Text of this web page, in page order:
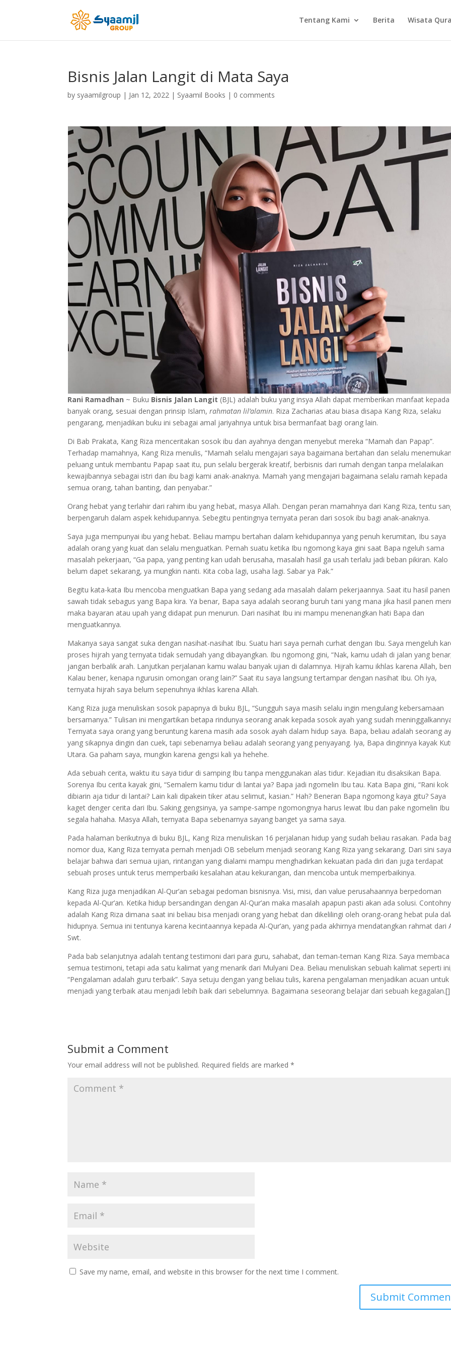
Tentang Kami Berita Wisata
Bisnis Jalan Langit di Mata Saya
by syaamilgroup | Jan 12, 2022 | Syaamil Books | 0 comments
Rani Ramadhan ~ Buku Bisnis Jalan Langit (BJL) adalah buku yang insya Allah dapat memberikan manfaat kepada
banyak orang, sesuai dengan prinsip Islam,rahmatan lil’alamin. Riza Zacharias atau biasa disapa Kang Riza, selaku
pengarang, menjadikan buku ini sebagai amal jariyahnya untuk bisa bermanfaat bagi orang lain.
Di Bab Prakata, Kang Riza menceritakan sosok ibu dan ayahnya dengan menyebut mereka “Mamah dan Papap”.
Terhadap mamahnya, Kang Riza menulis, “Mamah selalu mengajari saya bagaimana bertahan dan selalu menemukan
peluang untuk membantu Papap saat itu, pun selalu bergerak kreatif, berbisnis dari rumah dengan tanpa melalaikan
kewajibannya sebagai istri dan ibu bagi kami anak-anaknya. Mamah yang mengajari bagaimana selalu ramah kepada
semua orang, tahan banting, dan penyabar.”
Orang hebat yang terlahir dari rahim ibu yang hebat, masya Allah. Dengan peran mamahnya dari Kang Riza, tentu
berpengaruh dalam aspek kehidupannya. Sebegitu pentingnya ternyata peran dari sosok ibu bagi anak-anaknya.
Saya juga mempunyai ibu yang hebat. Beliau mampu bertahan dalam kehidupannya yang penuh kerumitan, Ibu saya
adalah orang yang kuat dan selalu menguatkan. Pernah suatu ketika Ibu ngomong kaya gini saat Bapa ngeluh sama
masalah pekerjaan, “Ga papa, yang penting kan udah berusaha, masalah hasil ga usah terlalu jadi beban pikiran. Kalo
belum dapet sekarang, ya mungkin nanti. Kita coba lagi, usaha lagi. Sabar ya Pak.”
Begitu kata-kata Ibu mencoba menguatkan Bapa yang sedang ada masalah dalam pekerjaannya. Saat itu hasil panen
sawah tidak sebagus yang Bapa kira. Ya benar, Bapa saya adalah seorang buruh tani yang mana jika hasil panen
maka bayaran atau upah yang didapat pun menurun. Dari nasihat Ibu ini mampu menenangkan hati Bapa dan
menguatkannya.
Makanya saya sangat suka dengan nasihat-nasihat Ibu. Suatu hari saya pernah curhat dengan Ibu. Saya mengeluh
proses hijrah yang ternyata tidak semudah yang dibayangkan. Ibu ngomong gini, “Nak, kamu udah di jalan yang
jangan berbalik arah. Lanjutkan perjalanan kamu walau banyak ujian di dalamnya. Hijrah kamu ikhlas karena Allah,
Kalau bener, kenapa ngurusin omongan orang lain?” Saat itu saya langsung tertampar dengan nasihat Ibu. Oh iya,
ternyata hijrah saya belum sepenuhnya ikhlas karena Allah.
Kang Riza juga menuliskan sosok papapnya di buku BJL, “Sungguh saya masih selalu ingin mengulang kebersamaan
bersamanya.” Tulisan ini mengartikan betapa rindunya seorang anak kepada sosok ayah yang sudah
Ternyata saya orang yang beruntung karena masih ada sosok ayah dalam hidup saya. Bapa, beliau adalah seorang
yang sikapnya dingin dan cuek, tapi sebenarnya beliau adalah seorang yang penyayang. Iya, Bapa dinginnya kayak
Utara. Ga paham saya, mungkin karena gengsi kali ya hehehe.
Ada sebuah cerita, waktu itu saya tidur di samping Ibu tanpa menggunakan alas tidur. Kejadian itu disaksikan Bapa.
Sorenya Ibu cerita kayak gini, “Semalem kamu tidur di lantai ya? Bapa jadi ngomelin Ibu tau. Kata Bapa gini, “Rani kok
dibiarin aja tidur di lantai? Lain kali dipakein tiker atau selimut, kasian.” Hah? Beneran Bapa ngomong kaya gitu? Saya
kaget denger cerita dari Ibu. Saking gengsinya, ya sampe-sampe ngomongnya harus lewat Ibu dan pake ngomelin Ibu
segala hahaha. Masya Allah, ternyata Bapa sebenarnya sayang banget ya sama saya.
Pada halaman berikutnya di buku BJL, Kang Riza menuliskan 16 perjalanan hidup yang sudah beliau rasakan. Pada
nomor dua, Kang Riza ternyata pernah menjadi OB sebelum menjadi seorang Kang Riza yang sekarang. Dari sini saya
belajar bahwa dari semua ujian, rintangan yang dialami mampu menghadirkan kekuatan pada diri dan juga terdapat
sebuah proses untuk terus memperbaiki kesalahan atau kekurangan, dan mencoba untuk memperbaikinya.
Kang Riza juga menjadikan Al-Qur’an sebagai pedoman bisnisnya. Visi, misi, dan value perusahaannya berpedoman
kepada Al-Qur’an. Ketika hidup bersandingan dengan Al-Qur’an maka masalah apapun pasti akan ada solusi.
adalah Kang Riza dimana saat ini beliau bisa menjadi orang yang hebat dan dikelilingi oleh orang-orang hebat pula
hidupnya. Semua ini tentunya karena kecintaannya kepada Al-Qur’an, yang pada akhirnya mendatangkan rahmat dari
Swt.
Pada bab selanjutnya adalah tentang testimoni dari para guru, sahabat, dan teman-teman Kang Riza. Saya membaca
semua testimoni, tetapi ada satu kalimat yang menarik dari Mulyani Dea. Beliau menuliskan sebuah kalimat seperti
“Pengalaman adalah guru terbaik”. Saya setuju dengan yang beliau tulis, karena pengalaman menjadikan acuan untuk
menjadi yang terbaik atau menjadi lebih baik dari sebelumnya. Bagaimana seseorang belajar dari sebuah kegagalan.[]
Submit a Comment
Your email address will not be published. Required fields are marked*
Save my name, email, and website in this browser for the next time I comment.